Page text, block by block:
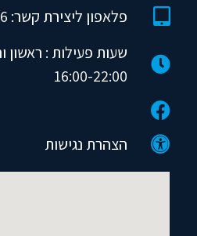
פלאפון ליצירת קשר: 052-4080056
שעות פעילות : ראשון
16:00-22:00
הצהרת נגישות